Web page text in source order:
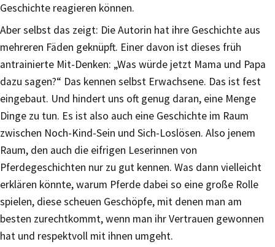
Geschichte reagieren können.
Aber selbst das zeigt: Die Autorin hat ihre Geschichte aus
mehreren Fäden geknüpft. Einer davon ist dieses früh
antrainierte Mit-Denken: „Was würde jetzt Mama und Papa
dazu sagen?“ Das kennen selbst Erwachsene. Das ist fest
eingebaut. Und hindert uns oft genug daran, eine Menge
Dinge zu tun. Es ist also auch eine Geschichte im Raum
zwischen Noch-Kind-Sein und Sich-Loslösen. Also jenem
Raum, den auch die eifrigen Leserinnen von
Pferdegeschichten nur zu gut kennen. Was dann vielleicht
erklären könnte, warum Pferde dabei so eine große Rolle
spielen, diese scheuen Geschöpfe, mit denen man am
besten zurechtkommt, wenn man ihr Vertrauen gewonnen
hat und respektvoll mit ihnen umgeht.